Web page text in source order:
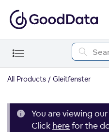
All Products Gleitfenster
You are viewing
Click herefor the